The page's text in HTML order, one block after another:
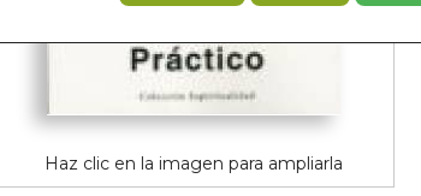
Haz clic en la imagen para ampliarla